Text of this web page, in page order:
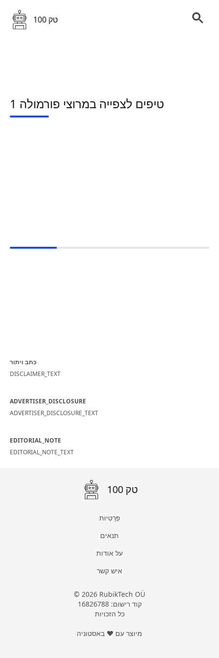
100 טק
טיפים לצפייה במרוצי פורמולה 1
כתב ויתור
DISCLAIMER_TEXT
ADVERTISER_DISCLOSURE
ADVERTISER_DISCLOSURE_TEXT
EDITORIAL_NOTE
EDITORIAL_NOTE_TEXT
100 טק
פְּרָטִיוּת
תנאים
על אודות
איש קשר
© 2026 RubikTech OÜ
קוד רישום: 16826788
כל הזכויות
מיוצר עם ❤ באסטוניה